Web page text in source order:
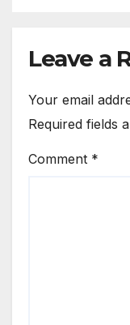
Leave a
Your email
Required fields
Comment *